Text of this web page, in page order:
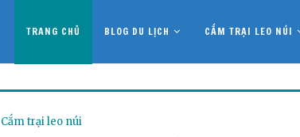
TRANG CHỦ BLOG DU LỊCH CẮM TRẠI LEO NÚI
Cắm trại leo núi